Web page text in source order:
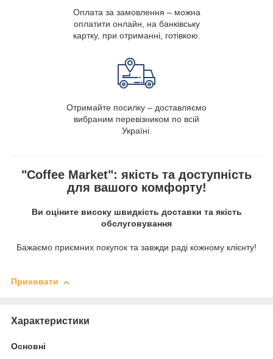
Оплата за замовлення – можна
оплатити онлайн, на банківську
картку, при отриманні, готівкою.
Отримайте посилку – доставляємо
вибраним перевізником по всій
Україні.
"Coffee Market": якість та доступність
для вашого комфорту!
Ви оціните високу швидкість доставки та якість
обслуговування
Бажаємо приємних покупок та завжди раді кожному клієнту!
Приховати
Характеристики
Основні